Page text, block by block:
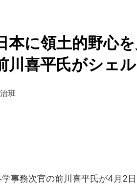
本に領土的野心
喜平氏がシェ
班
事務次官の前川喜平氏が4月2